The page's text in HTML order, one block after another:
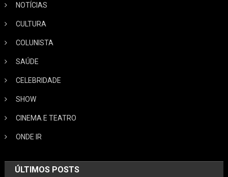
NOTÍCIAS
CULTURA
COLUNISTA
SAÚDE
CELEBRIDADE
SHOW
CINEMA E TEATRO
ONDE IR
ÚLTIMOS POSTS